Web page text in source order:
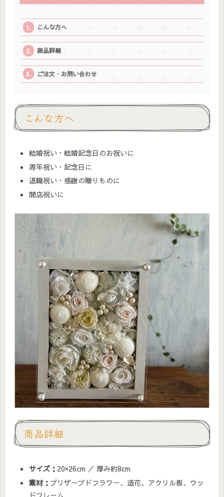
こんな方へ
商品詳細
ご注文・お問い合わせ
こんな方へ
結婚祝い・結婚記念日のお祝いに
周年祝い・記念日に
退職祝い・感謝の贈りものに
開店祝いに
商品詳細
サイズ： 20×26cm ／ 厚み約8cm
素材： プリザーブドフラワー、造花、アクリル板、ウッ
ドフレーム